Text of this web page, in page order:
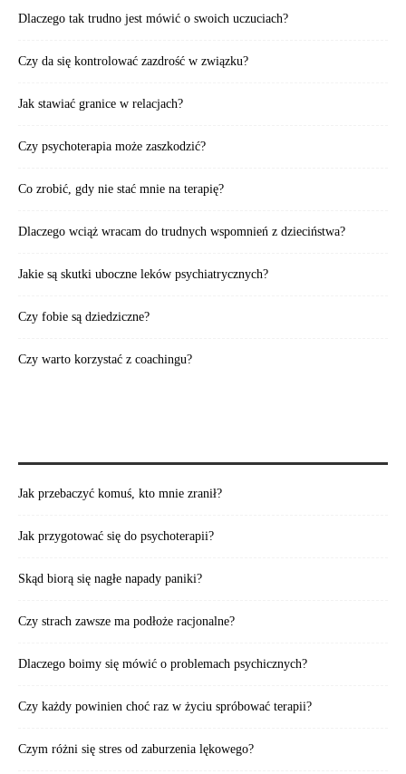
Dlaczego tak trudno jest mówić o swoich uczuciach?
Czy da się kontrolować zazdrość w związku?
Jak stawiać granice w relacjach?
Czy psychoterapia może zaszkodzić?
Co zrobić, gdy nie stać mnie na terapię?
Dlaczego wciąż wracam do trudnych wspomnień z dzieciństwa?
Jakie są skutki uboczne leków psychiatrycznych?
Czy fobie są dziedziczne?
Czy warto korzystać z coachingu?
Jak przebaczyć komuś, kto mnie zranił?
Jak przygotować się do psychoterapii?
Skąd biorą się nagłe napady paniki?
Czy strach zawsze ma podłoże racjonalne?
Dlaczego boimy się mówić o problemach psychicznych?
Czy każdy powinien choć raz w życiu spróbować terapii?
Czym różni się stres od zaburzenia lękowego?